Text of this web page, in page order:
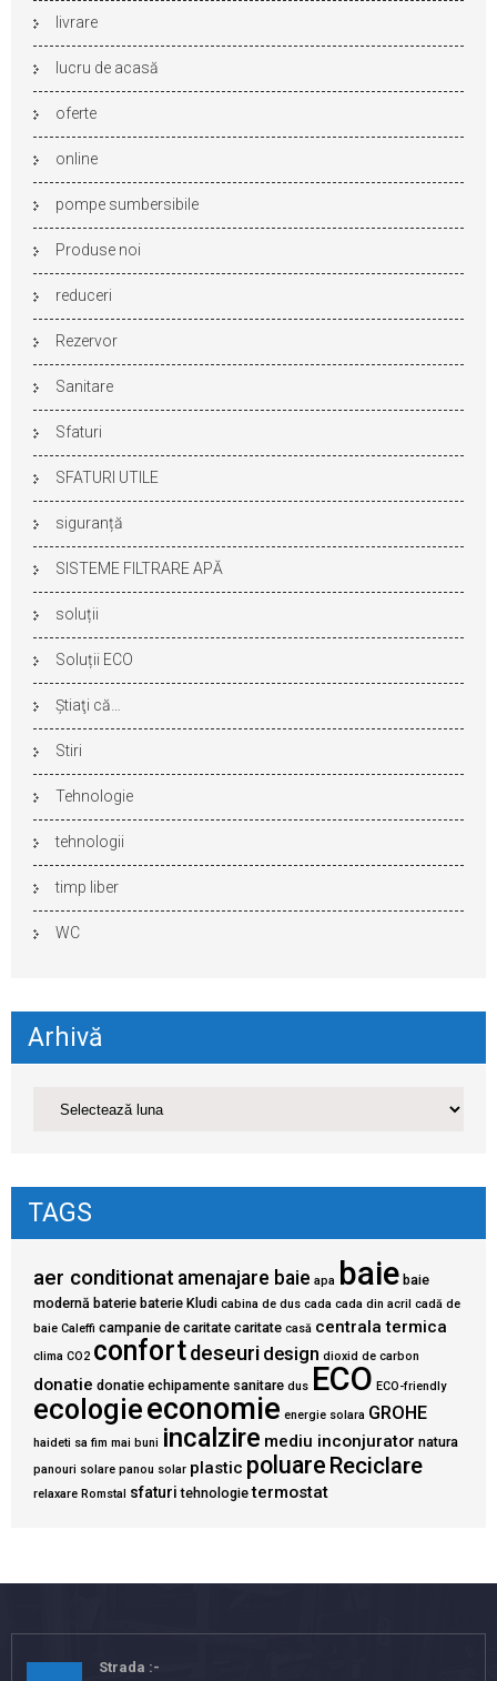
livrare
lucru de acasă
oferte
online
pompe sumbersibile
Produse noi
reduceri
Rezervor
Sanitare
Sfaturi
SFATURI UTILE
siguranță
SISTEME FILTRARE APĂ
soluții
Soluții ECO
Ştiaţi că…
Stiri
Tehnologie
tehnologii
timp liber
WC
Arhivă
TAGS
aer conditionat amenajare baie apa baie baie
modernă baterie baterie Kludi cabina de dus cada cada din acril cadă de
baie Caleffi campanie de caritate caritate casă centrala termica
clima CO2 confortdeseuri design dioxid de carbon
donatie donatie echipamente sanitare dus ECO ECO-friendly
ecologieeconomie energie solara GROHE
haideti sa fim mai buni incalzire mediu inconjurator natura
panouri solare panou solar plastic poluare Reciclare
relaxare Romstal sfaturi tehnologie termostat
Strada